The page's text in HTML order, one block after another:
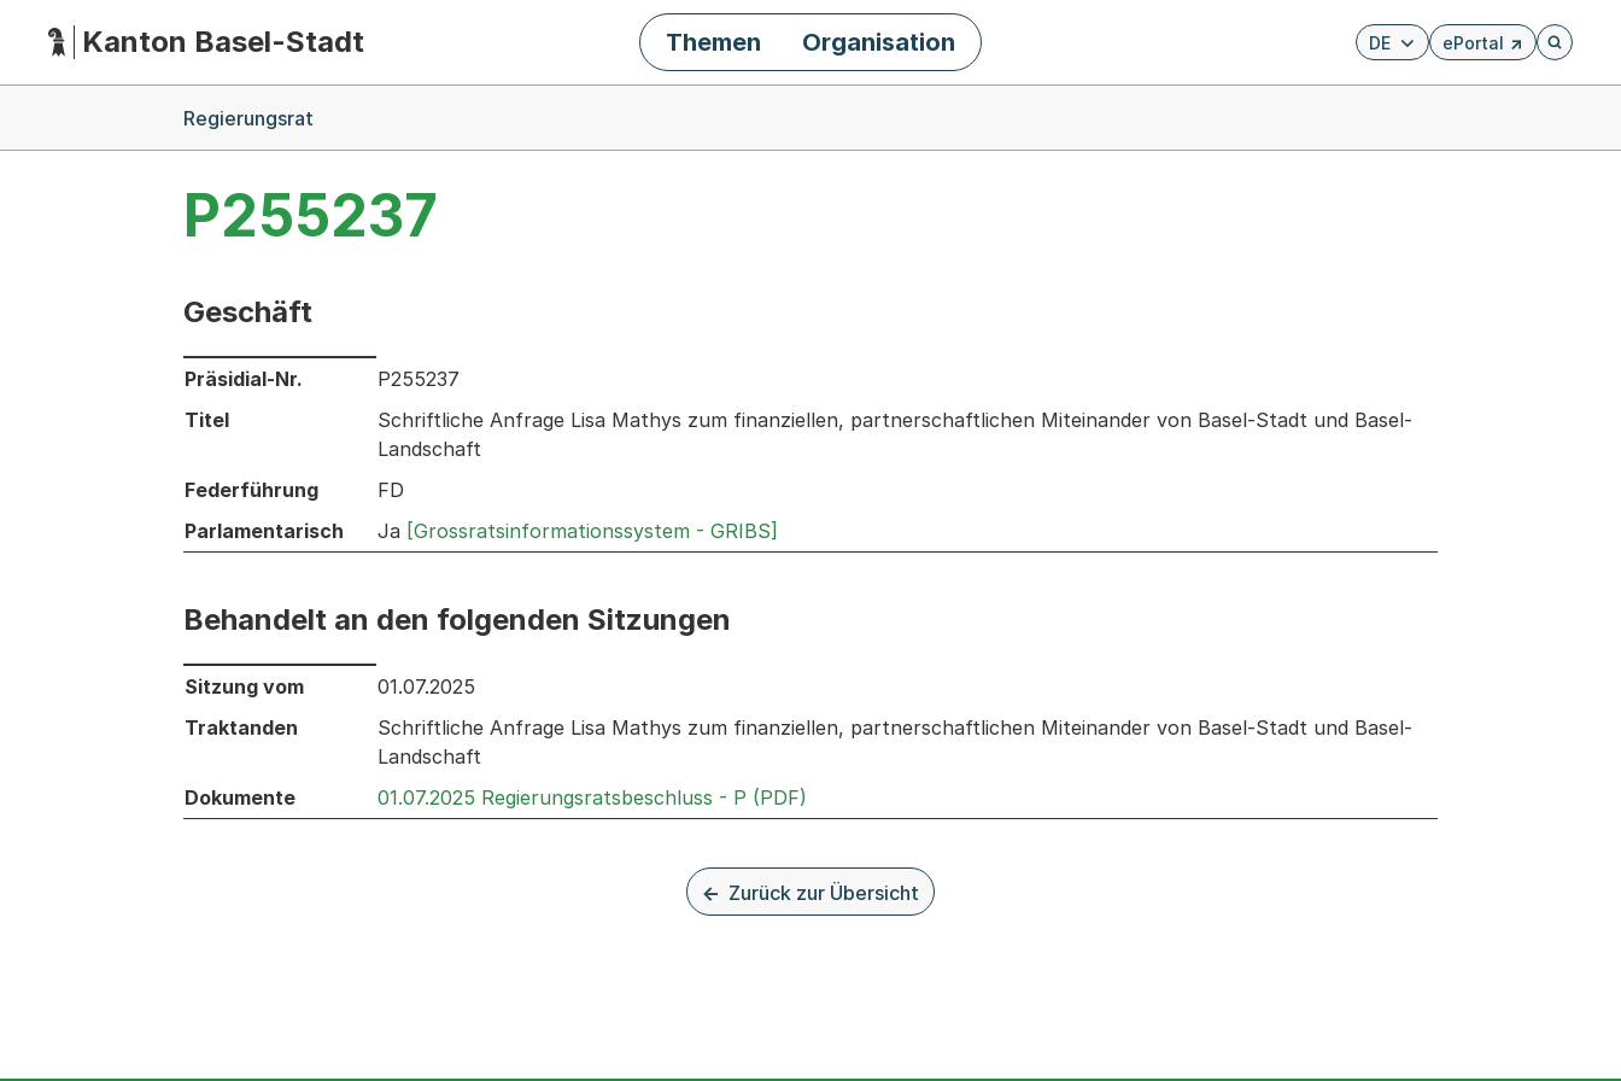
HauptnavigationKanton Basel-Stadt DE ePortal
Externer Link, wird in
Öffnet
Themen Organisation
Regierungsrat
P255237
Geschäft
Informationen zum Ausgewählten Geschäft
Präsidial-Nr.
P255237
Titel
Schriftliche Anfrage Lisa Mathys zum finanziellen, partnerschaftlichen Miteinander von Basel-Stadt und Basel-
Landschaft
Federführung
FD
Parlamentarisch
Ja [Grossratsinformationssystem - GRIBS]
Behandelt an den folgenden Sitzungen
Behandelt an den folgenden Sitzungen: Informationen zu den Sitzungen zum Geschäft
Sitzung vom
01.07.2025
Traktanden
Schriftliche Anfrage Lisa Mathys zum finanziellen, partnerschaftlichen Miteinander von Basel-Stadt und Basel-
Landschaft
Dokumente
01.07.2025 Regierungsratsbeschluss - P (PDF)
Zurück zur Übersicht